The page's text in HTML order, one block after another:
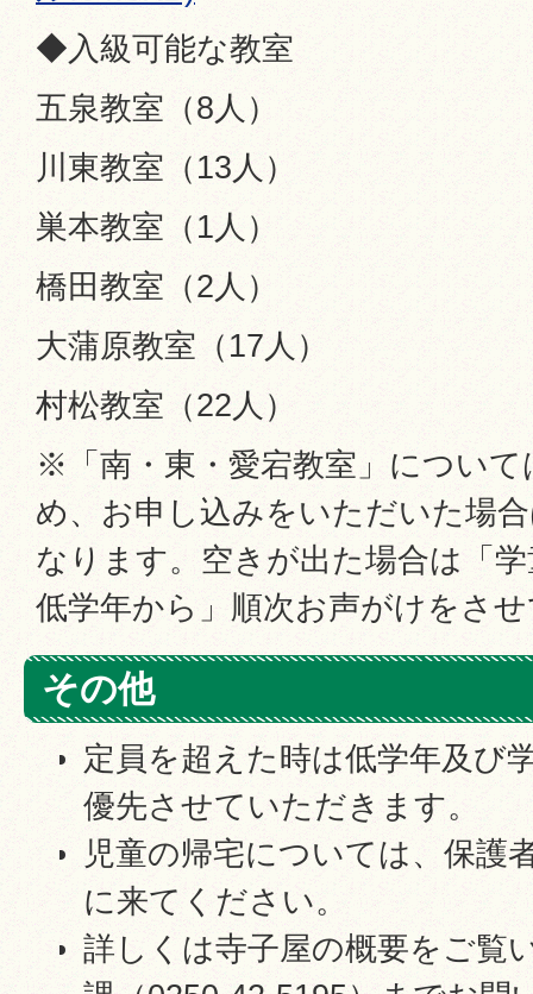
◆入級可能な教室
五泉教室（8人）
川東教室（13人）
巣本教室（1人）
橋田教室（2人）
大蒲原教室（17人）
村松教室（22人）
※「南・東・愛宕教室」につい
め、お申し込みをいただいた場
なります。空きが出た場合は「
低学年から」順次お声がけをさ
その他
定員を超えた時は低学年及び
優先させていただきます。
児童の帰宅については、保護
に来てください。
詳しくは寺子屋の概要をご覧